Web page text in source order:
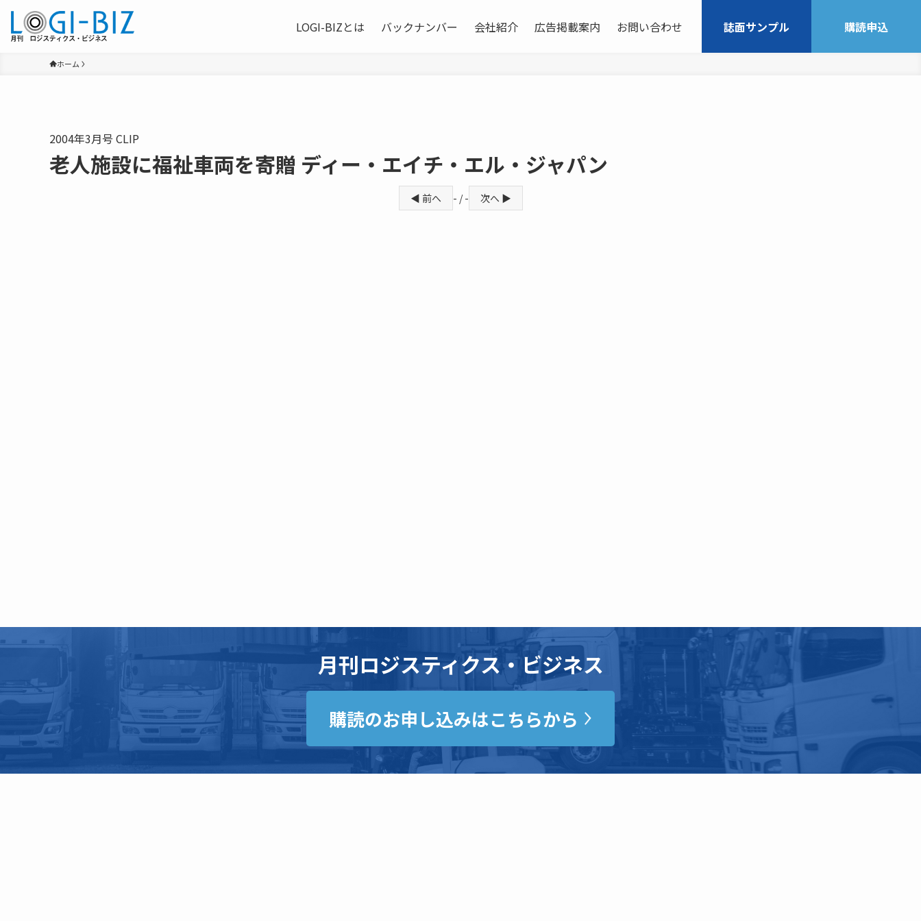
LOGI-BIZとは バックナンバー 会社紹介 広告掲載案内 お問い合わせ 誌面サンプル 購読申込
ホーム
2004年3月号 CLIP
老人施設に福祉車両を寄贈 ディー・エイチ・エル・ジャパン
◀ 前へ - / - 次へ ▶
月刊ロジスティクス・ビジネス
購読のお申し込みはこちらから